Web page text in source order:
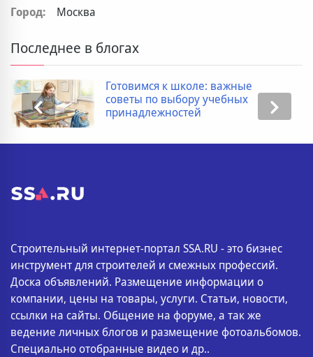
Город: Москва
Последнее в блогах
Готовимся к школе: важные
советы по выбору учебных
принадлежностей
Строительный интернет-портал SSA.RU - это бизнес
инструмент для строителей и смежных профессий.
Доска объявлений. Размещение информации о
компании, цены на товары, услуги. Статьи, новости,
ссылки на сайты. Общение на форуме, а так же
ведение личных блогов и размещение фотоальбомов.
Специально отобранные видео и др..